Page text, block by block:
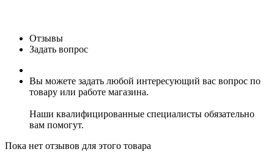
Отзывы
Задать вопрос
Вы можете задать любой интересующий вас вопрос по
товару или работе магазина.
Наши квалифицированные специалисты обязательно
вам помогут.
Пока нет отзывов для этого товара